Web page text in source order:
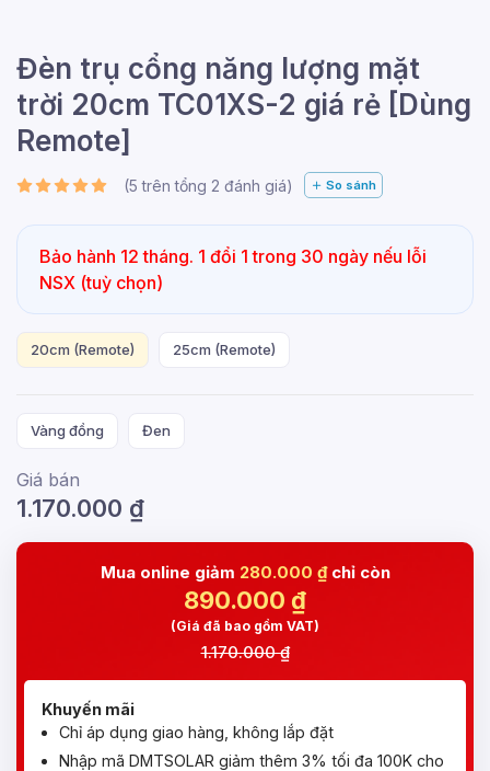
Đèn trụ cổng năng lượng mặt
trời 20cm TC01XS-2 giá rẻ [Dùng
Remote]
(5 trên tổng 2 đánh giá) So sánh
Bảo hành 12 tháng. 1 đổi 1 trong 30 ngày nếu lỗi
NSX (tuỳ chọn)
20cm (Remote) 25cm (Remote)
Vàng đồng Đen
Giá bán
1.170.000 ₫
Mua online giảm 280.000 ₫chỉ còn
890.000 ₫
(Giá đã bao gồm VAT)
1.170.000 ₫
Khuyến mãi
Chỉ áp dụng giao hàng, không lắp đặt
Nhập mã DMTSOLAR giảm thêm 3% tối đa 100K cho